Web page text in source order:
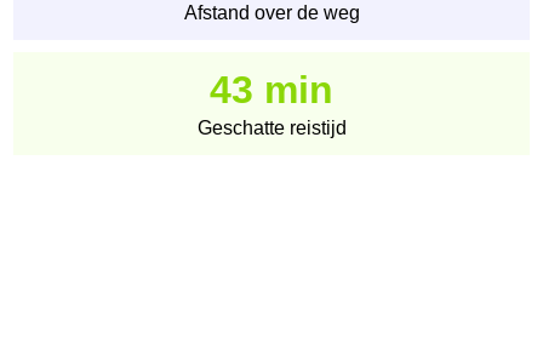
Afstand over de weg
43 min
Geschatte reistijd